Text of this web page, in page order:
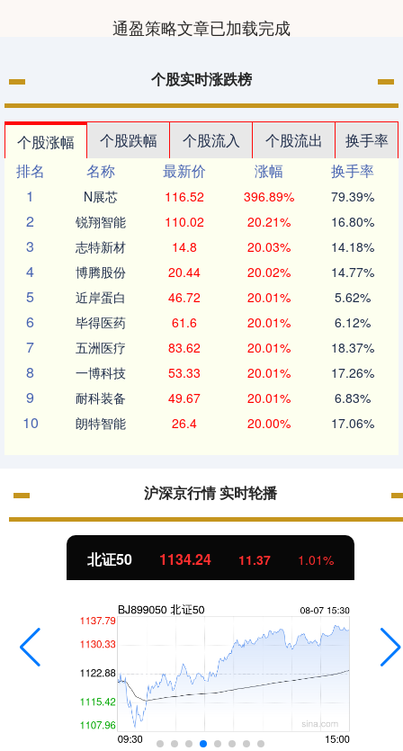
通盈策略文章已加载完成
个股实时涨跌榜
个股涨幅 个股跌幅 个股流入 个股流出
换手率
排名
名称 最新价 涨幅
换手率
1
N展芯 116.52 396.89% 79.39%
2 锐翔智能 110.02 20.21% 16.80%
3 志特新材 14.8 20.03% 14.18%
4 博腾股份 20.44 20.02% 14.77%
5 近岸蛋白 46.72 20.01% 5.62%
6 毕得医药 61.6 20.01% 6.12%
7 五洲医疗 83.62 20.01% 18.37%
8 一博科技 53.33 20.01% 17.26%
9 耐科装备 49.67 20.01% 6.83%
10 朗特智能 26.4 20.00% 17.06%
沪深京行情 实时轮播
北证50 1134.24 11.37 1.01%